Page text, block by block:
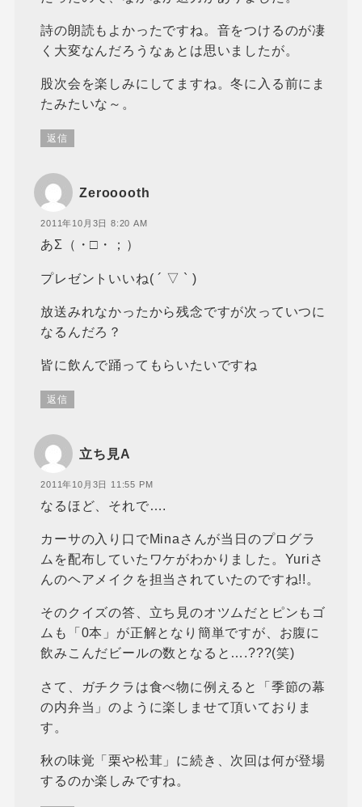
詩の朗読もよかったですね。音をつけるのが凄
く大変なんだろうなぁとは思いましたが。
股次会を楽しみにしてますね。冬に入る前にま
たみたいな～。
返信
Zerooooth
2011年10月3日 8:20 AM
あΣ（・□・；）
プレゼントいいね( ´ ▽ ` )
放送みれなかったから残念ですが次っていつに
なるんだろ？
皆に飲んで踊ってもらいたいですね
返信
立ち見A
2011年10月3日 11:55 PM
なるほど、それで….
カーサの入り口でMinaさんが当日のプログラ
ムを配布していたワケがわかりました。Yuriさ
んのヘアメイクを担当されていたのですね!!。
そのクイズの答、立ち見のオツムだとピンもゴ
ムも「0本」が正解となり簡単ですが、お腹に
飲みこんだビールの数となると….???(笑)
さて、ガチクラは食べ物に例えると「季節の幕
の内弁当」のように楽しませて頂いておりま
す。
秋の味覚「栗や松茸」に続き、次回は何が登場
するのか楽しみですね。